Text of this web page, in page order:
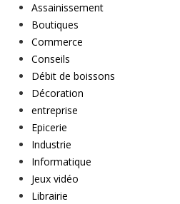
Assainissement
Boutiques
Commerce
Conseils
Débit de boissons
Décoration
entreprise
Epicerie
Industrie
Informatique
Jeux vidéo
Librairie